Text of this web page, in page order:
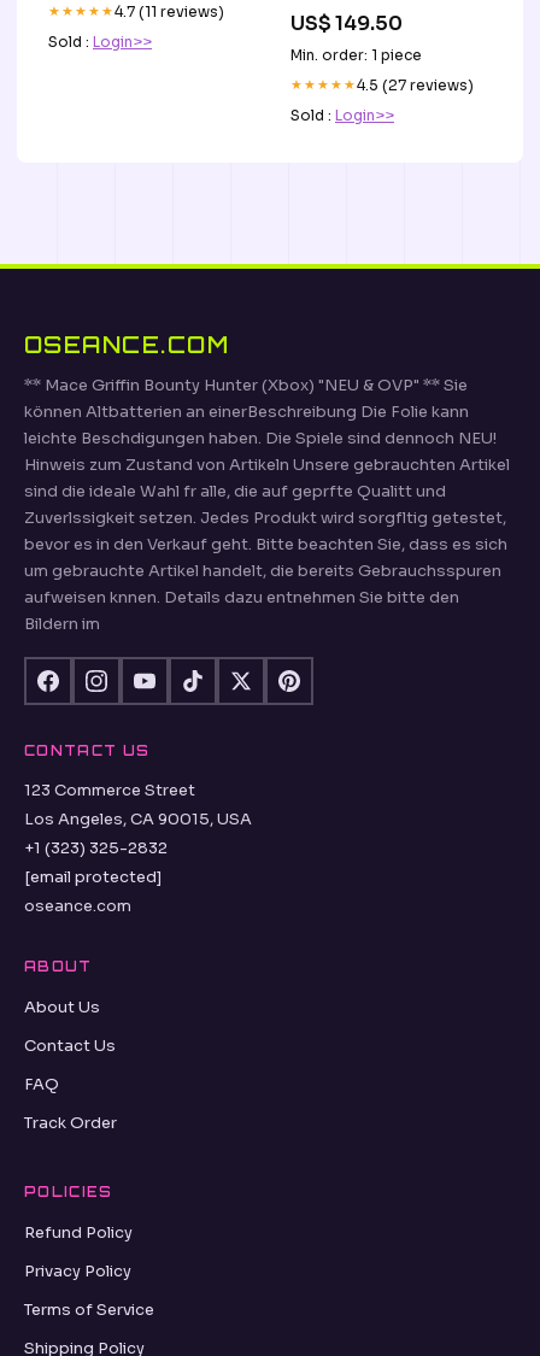
★★★★★4.7 (11 reviews)
Sold : Login>>
US$ 149.50
Min. order: 1 piece
★★★★★4.5 (27 reviews)
Sold : Login>>
OSEANCE.COM
** Mace Griffin Bounty Hunter (Xbox) "NEU & OVP" ** Sie
können Altbatterien an einerBeschreibung Die Folie kann
leichte Beschdigungen haben. Die Spiele sind dennoch NEU!
Hinweis zum Zustand von Artikeln Unsere gebrauchten Artikel
sind die ideale Wahl fr alle, die auf geprfte Qualitt und
Zuverlssigkeit setzen. Jedes Produkt wird sorgfltig getestet,
bevor es in den Verkauf geht. Bitte beachten Sie, dass es sich
um gebrauchte Artikel handelt, die bereits Gebrauchsspuren
aufweisen knnen. Details dazu entnehmen Sie bitte den
Bildern im
CONTACT US
123 Commerce Street
Los Angeles, CA 90015, USA
+1 (323) 325-2832
[email protected]
oseance.com
ABOUT
About Us
Contact Us
FAQ
Track Order
POLICIES
Refund Policy
Privacy Policy
Terms of Service
Shipping Policy